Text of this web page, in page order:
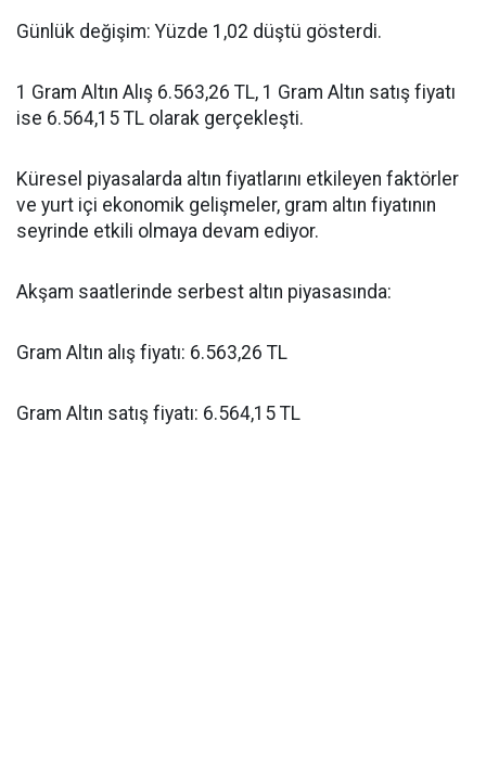
Günlük değişim: Yüzde 1,02 düştü gösterdi.
1 Gram Altın Alış 6.563,26 TL, 1 Gram Altın satış fiyatı
ise 6.564,15 TL olarak gerçekleşti.
Küresel piyasalarda altın fiyatlarını etkileyen faktörler
ve yurt içi ekonomik gelişmeler, gram altın fiyatının
seyrinde etkili olmaya devam ediyor.
Akşam saatlerinde serbest altın piyasasında:
Gram Altın alış fiyatı: 6.563,26 TL
Gram Altın satış fiyatı: 6.564,15 TL